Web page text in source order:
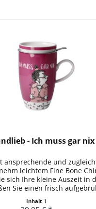
- Ich muss gar
ansprechende und
leichtem Fine Bone
sich Ihre kleine Auszeit in
Sie einen frisch
Inhalt 1